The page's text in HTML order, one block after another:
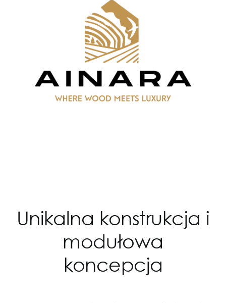
Unikalna konstrukcja i
modułowa
koncepcja